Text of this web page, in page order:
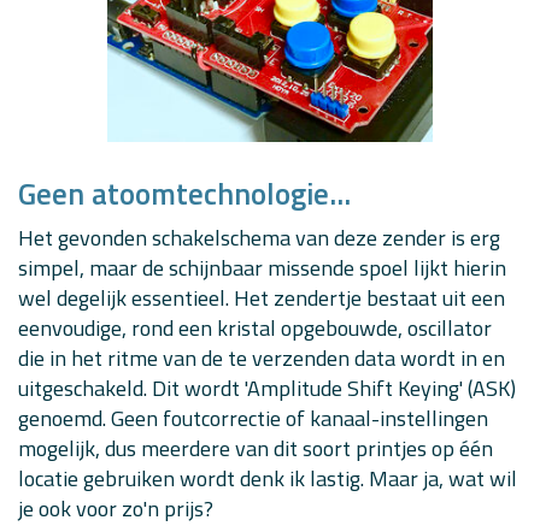
Geen atoomtechnologie...
Het gevonden schakelschema van deze zender is erg
simpel, maar de schijnbaar missende spoel lijkt hierin
wel degelijk essentieel. Het zendertje bestaat uit een
eenvoudige, rond een kristal opgebouwde, oscillator
die in het ritme van de te verzenden data wordt in en
uitgeschakeld. Dit wordt 'Amplitude Shift Keying' (ASK)
genoemd. Geen foutcorrectie of kanaal-instellingen
mogelijk, dus meerdere van dit soort printjes op één
locatie gebruiken wordt denk ik lastig. Maar ja, wat wil
je ook voor zo'n prijs?